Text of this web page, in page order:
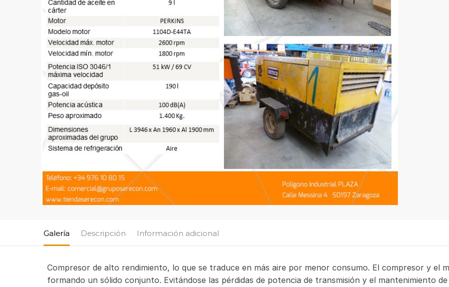
Galería Descripción Información adicional
Compresor de alto rendimiento, lo que se traduce en más aire por menor consumo. El compresor y el
formando un sólido conjunto. Evitándose las pérdidas de potencia de transmisión y el mantenimiento